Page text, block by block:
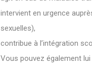
intervient en urgence
sexuelles),
contribue à l’intégration
Vous pouvez également